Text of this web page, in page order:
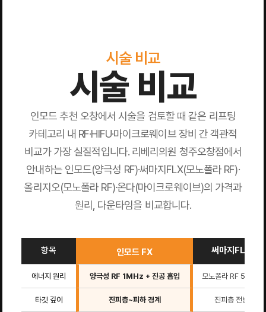
시술 비교
시술 비교
인모드 추천 오창에서 시술을 검토할 때 같은 리프팅
카테고리 내 RF·HIFU·마이크로웨이브 장비 간 객관적
비교가 가장 실질적입니다. 리베리의원 청주오창점에서
안내하는 인모드(양극성 RF)·써마지FLX(모노폴라 RF)·
올리지오(모노폴라 RF)·온다(마이크로웨이브)의 가격과
원리, 다운타임을 비교합니다.
항목 인모드 FX 써마지FLX
에너지 원리 양극성 RF 1MHz + 진공 흡입 모노폴라 RF 5MHz
타깃 깊이 진피층~피하 경계 진피층 전반